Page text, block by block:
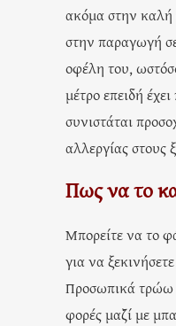
ακόμα στην καλή
στην παραγωγή
οφέλη του,
μέτρο επειδή
συνιστάται
αλλεργίας στους
Πως να το
Μπορείτε να το
για να
Προσωπικά τρώω
φορές μαζί με